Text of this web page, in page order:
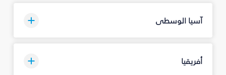
آسيا الوسطى
أفريقيا